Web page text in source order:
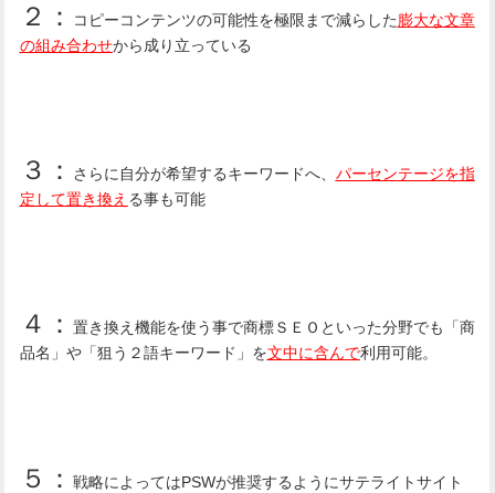
２： コピーコンテンツの可能性を極限まで減らした膨大な文章
の組み合わせから成り立っている
３： さらに自分が希望するキーワードへ、 パーセンテージを指
定して置き換え る事も可能
４：
置き換え機能を使う事で商標ＳＥＯといった分野でも「商
品名」や「狙う２語キーワード」を文中に含んで利用可能。
５：
戦略によってはPSWが推奨するようにサテライトサイト